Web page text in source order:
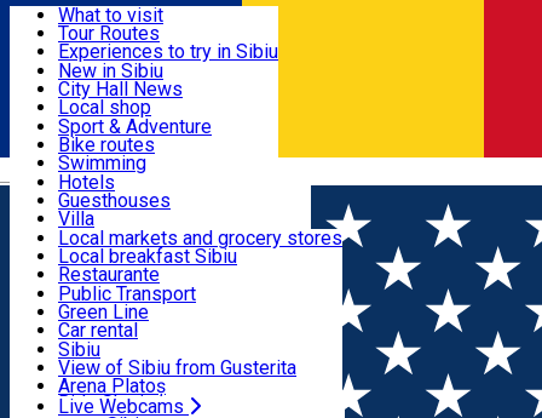
Română
Useful info
Activities & Adventure
Accommodation
Food, Drinks & Nightlife
Transport & Parking
Live Webcams
What to visit
Tour Routes
Experiences to try in Sibiu
Podcast
Culture
Museums
Churches
Parks, Zoo
County of Sibiu
New in Sibiu
City Hall News
Local shop
Sibiu artisans
Sibiul Verde
Public services
Education
How do I get to Sibiu
Tourist Info
Tour Guides
Guided tours
Publicații locale
Beauty salons
Sport & Adventure
Bike routes
Swimming
Riding
Indoor activities
Loc de joacă indoor
Loc de joacă outdoor
Ski
Ice skating
Yoga
Hotels
Guesthouses
Villa
Hostels
Motel
Camping
Renting rooms
Rooms for rent
Accommodation outside Sibiu
Local markets and grocery stores
Local breakfast Sibiu
Restaurante
Pizza
Fast Food
Coffee
Sweets
Pub, Bar
Night clubs
Bakeries
Public Transport
Green Line
Car rental
Rent a bike
Scooter rentals
Taxi
Ride Sharing
Sibiu
View of Sibiu from Gusterita
Arena Platoș
Live Webcams